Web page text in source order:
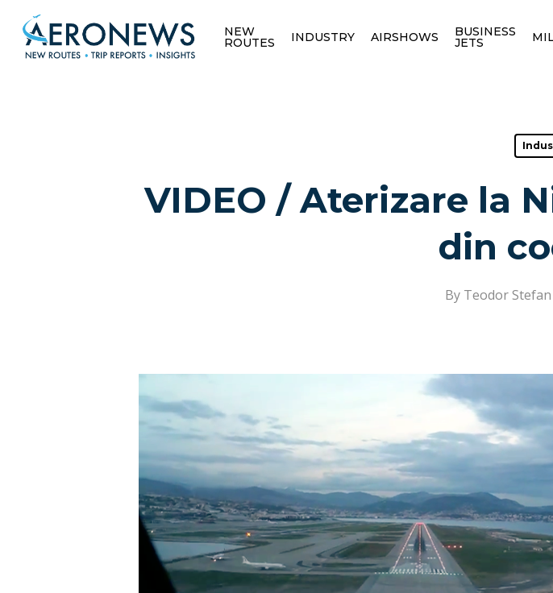
NEW
ROUTES INDUSTRY AIRSHOWS BUSINESS
JETS
VIDEO / Aterizare la
din
By Teodor Stefan